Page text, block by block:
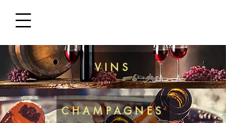
VINS
CHAMPAGNES